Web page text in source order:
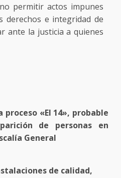
permitir actos impunes
derechos e integridad de
ante la justicia a quienes
proceso «El 14», probable
de personas en
General
de calidad,